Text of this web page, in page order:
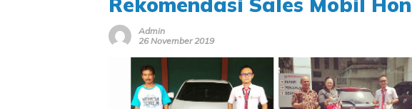
Admin
26 November 2019